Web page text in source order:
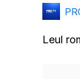
Leul